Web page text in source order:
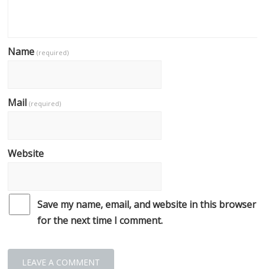
Name(required)
Mail(required)
Website
Save my name, email, and website in this browser
for the next time I comment.